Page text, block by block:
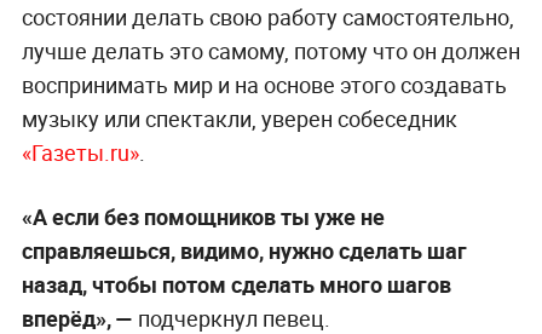
состоянии делать свою работу самостоятельно,
лучше делать это самому, потому что он должен
воспринимать мир и на основе этого создавать
музыку или спектакли, уверен собеседник
«Газеты.ru».
«А если без помощников ты уже не
справляешься, видимо, нужно сделать шаг
назад, чтобы потом сделать много шагов
вперёд», — подчеркнул певец.